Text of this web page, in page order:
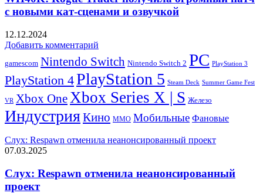
с новыми кат-сценами и озвучкой
12.12.2024
Добавить комментарий
gamescom Nintendo Switch Nintendo Switch 2 PC PlayStation 3
PlayStation 4PlayStation 5 Steam Deck Summer Game Fest
VR Xbox OneXbox Series X | S Железо
ИндустрияКино ММО Мобильные Фановые
Слух: Respawn отменила неанонсированный проект
07.03.2025
Слух: Respawn отменила неанонсированный
проект